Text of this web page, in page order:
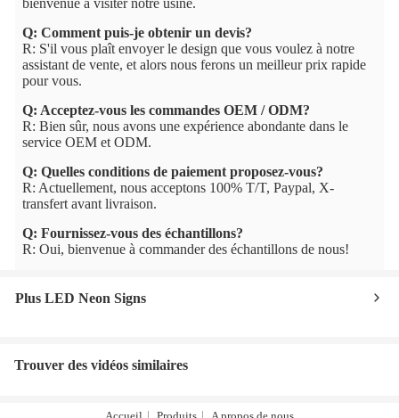
bienvenue à visiter notre usine.
Q: Comment puis-je obtenir un devis?
R: S'il vous plaît envoyer le design que vous voulez à notre
assistant de vente, et alors nous ferons un meilleur prix rapide
pour vous.
Q: Acceptez-vous les commandes OEM / ODM?
R: Bien sûr, nous avons une expérience abondante dans le
service OEM et ODM.
Q: Quelles conditions de paiement proposez-vous?
R: Actuellement, nous acceptons 100% T/T, Paypal, X-
transfert avant livraison.
Q: Fournissez-vous des échantillons?
R: Oui, bienvenue à commander des échantillons de nous!
Plus LED Neon Signs
Trouver des vidéos similaires